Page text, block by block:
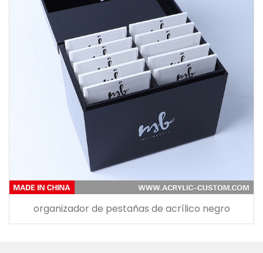
organizador de pestañas de acrílico negro